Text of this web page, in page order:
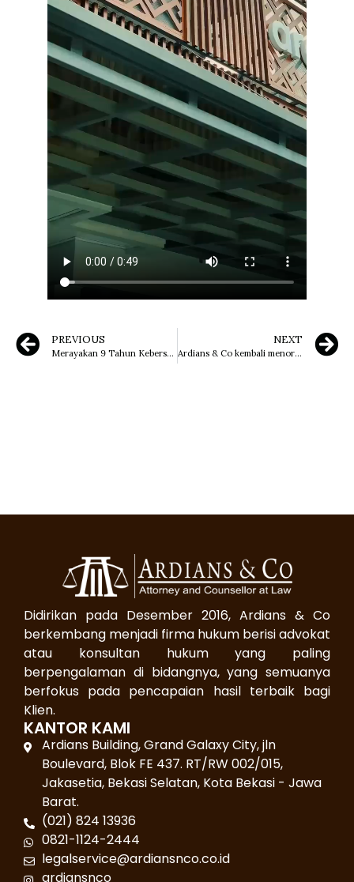
PREVIOUS
Merayakan 9 Tahun Kebersamaan, Ardians & Co Gelar Gathering Anniversary di Sentul
NEXT
Ardians & Co kembali menorehkan prestasi membanggakan dalam Hukumonline Top 100 Indonesian Law Firms 2026
Didirikan pada Desember 2016, Ardians & Co
berkembang menjadi firma hukum berisi advokat
atau konsultan hukum yang paling
berpengalaman di bidangnya, yang semuanya
berfokus pada pencapaian hasil terbaik bagi
Klien.
KANTOR KAMI
Ardians Building, Grand Galaxy City, jln
Boulevard, Blok FE 437. RT/RW 002/015,
Jakasetia, Bekasi Selatan, Kota Bekasi - Jawa
Barat.
(021) 824 13936
0821-1124-2444
legalservice@ardiansnco.co.id
ardiansnco